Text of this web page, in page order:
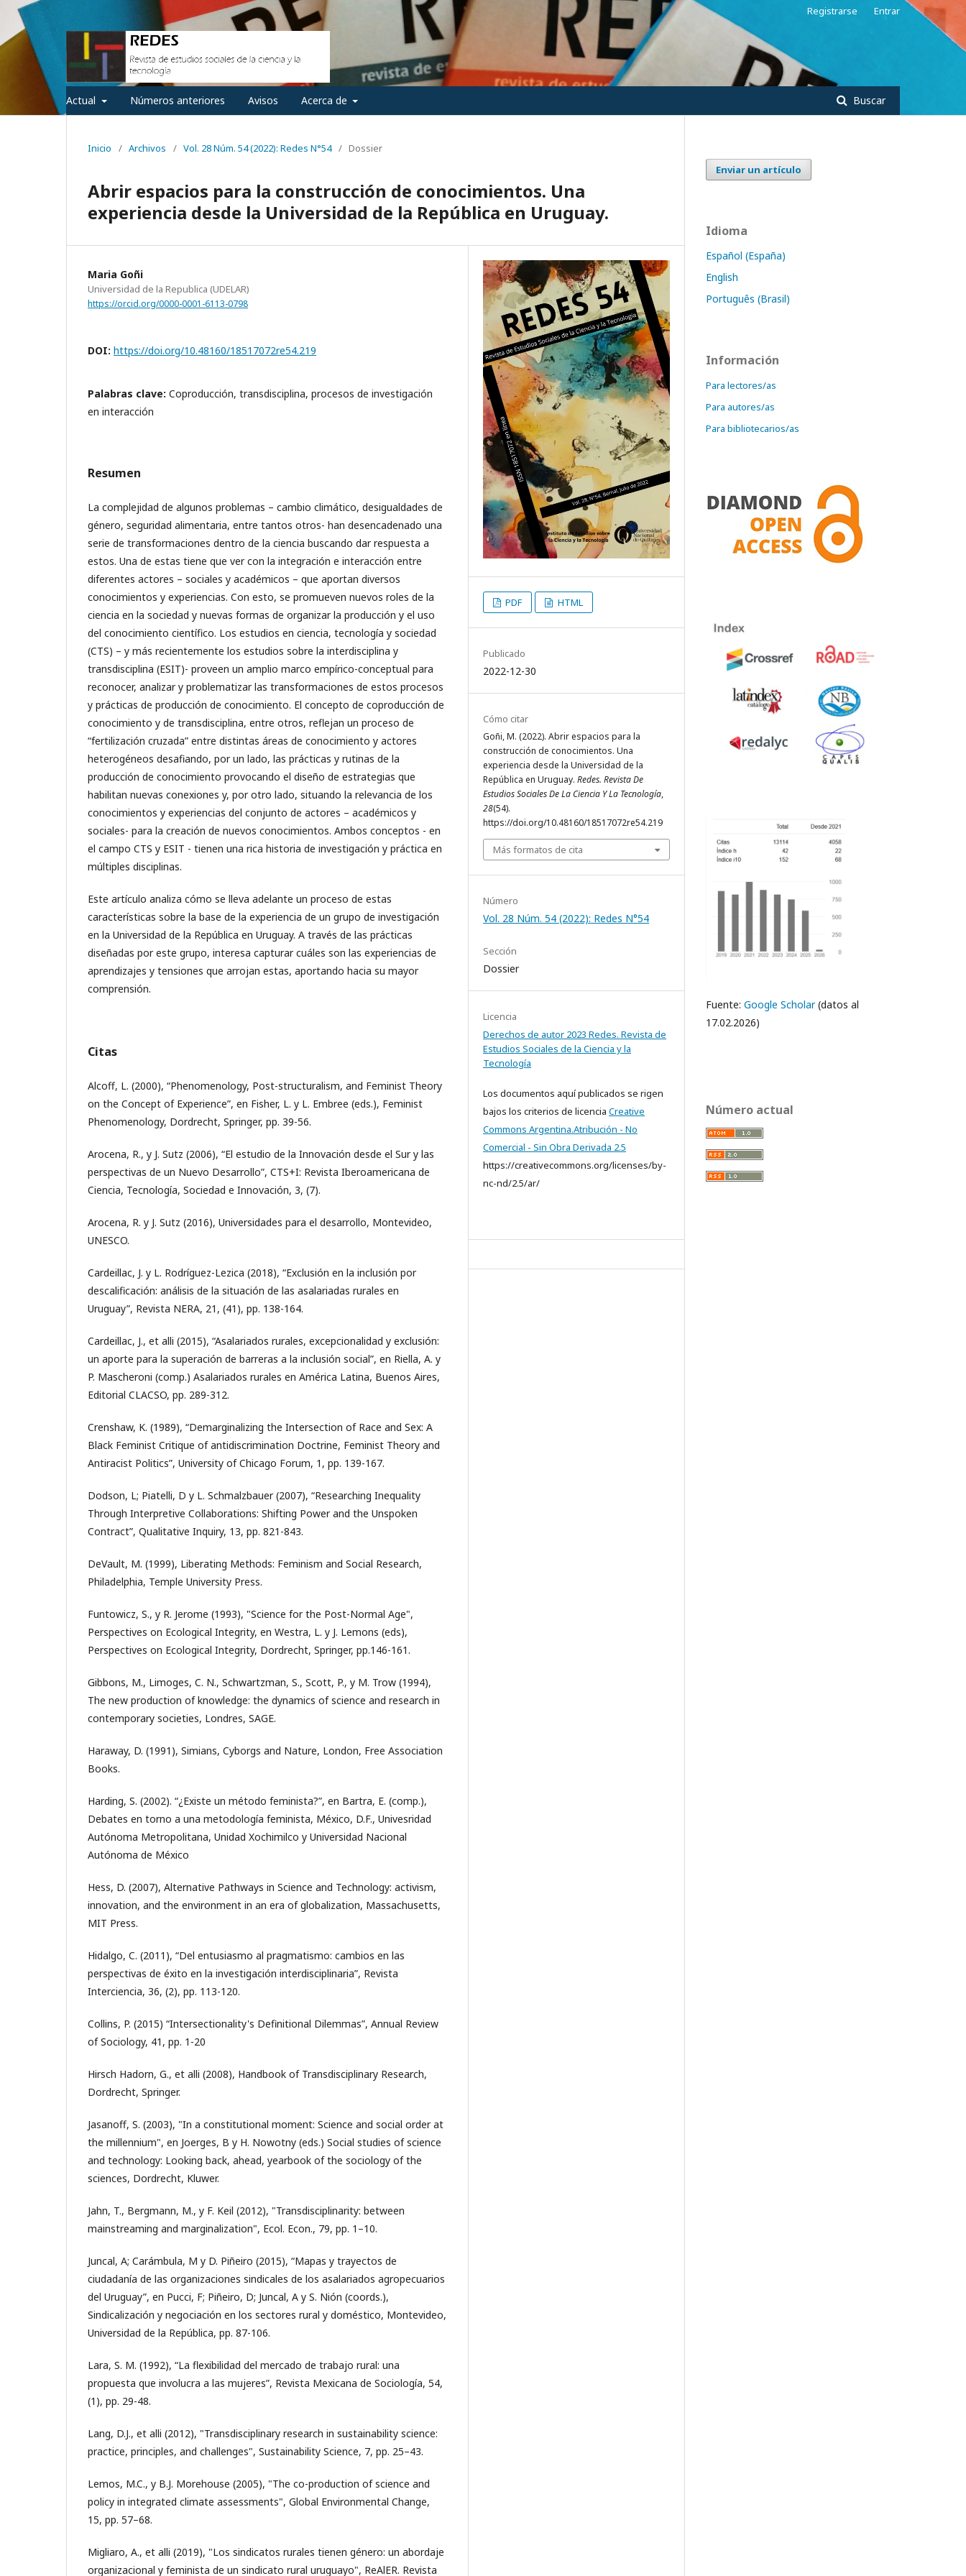
Actual Números anteriores Avisos Acerca de Buscar
Registrarse Entrar
Inicio / Archivos / Vol. 28 Núm. 54 (2022): Redes N°54 / Dossier
Abrir espacios para la construcción de conocimientos. Una
experiencia desde la Universidad de la República en Uruguay.
Maria Goñi
Universidad de la Republica (UDELAR)
https://orcid.org/0000-0001-6113-0798
DOI: https://doi.org/10.48160/18517072re54.219
Palabras clave: Coproducción, transdisciplina, procesos de investigación
en interacción
Resumen
La complejidad de algunos problemas – cambio climático, desigualdades de
género, seguridad alimentaria, entre tantos otros- han desencadenado una
serie de transformaciones dentro de la ciencia buscando dar respuesta a
estos. Una de estas tiene que ver con la integración e interacción entre
diferentes actores – sociales y académicos – que aportan diversos
conocimientos y experiencias. Con esto, se promueven nuevos roles de la
ciencia en la sociedad y nuevas formas de organizar la producción y el uso
del conocimiento científico. Los estudios en ciencia, tecnología y sociedad
(CTS) – y más recientemente los estudios sobre la interdisciplina y
transdisciplina (ESIT)- proveen un amplio marco empírico-conceptual para
reconocer, analizar y problematizar las transformaciones de estos procesos
y prácticas de producción de conocimiento. El concepto de coproducción de
conocimiento y de transdisciplina, entre otros, reflejan un proceso de
“fertilización cruzada” entre distintas áreas de conocimiento y actores
heterogéneos desafiando, por un lado, las prácticas y rutinas de la
producción de conocimiento provocando el diseño de estrategias que
habilitan nuevas conexiones y, por otro lado, situando la relevancia de los
conocimientos y experiencias del conjunto de actores – académicos y
sociales- para la creación de nuevos conocimientos. Ambos conceptos - en
el campo CTS y ESIT - tienen una rica historia de investigación y práctica en
múltiples disciplinas.
Este artículo analiza cómo se lleva adelante un proceso de estas
características sobre la base de la experiencia de un grupo de investigación
en la Universidad de la República en Uruguay. A través de las prácticas
diseñadas por este grupo, interesa capturar cuáles son las experiencias de
aprendizajes y tensiones que arrojan estas, aportando hacia su mayor
comprensión.
Citas
Alcoff, L. (2000), “Phenomenology, Post-structuralism, and Feminist Theory
on the Concept of Experience”, en Fisher, L. y L. Embree (eds.), Feminist
Phenomenology, Dordrecht, Springer, pp. 39-56.
Arocena, R., y J. Sutz (2006), “El estudio de la Innovación desde el Sur y las
perspectivas de un Nuevo Desarrollo”, CTS+I: Revista Iberoamericana de
Ciencia, Tecnología, Sociedad e Innovación, 3, (7).
Arocena, R. y J. Sutz (2016), Universidades para el desarrollo, Montevideo,
UNESCO.
Cardeillac, J. y L. Rodríguez-Lezica (2018), “Exclusión en la inclusión por
descalificación: análisis de la situación de las asalariadas rurales en
Uruguay”, Revista NERA, 21, (41), pp. 138-164.
Cardeillac, J., et alli (2015), “Asalariados rurales, excepcionalidad y exclusión:
un aporte para la superación de barreras a la inclusión social”, en Riella, A. y
P. Mascheroni (comp.) Asalariados rurales en América Latina, Buenos Aires,
Editorial CLACSO, pp. 289-312.
Crenshaw, K. (1989), “Demarginalizing the Intersection of Race and Sex: A
Black Feminist Critique of antidiscrimination Doctrine, Feminist Theory and
Antiracist Politics”, University of Chicago Forum, 1, pp. 139-167.
Dodson, L; Piatelli, D y L. Schmalzbauer (2007), “Researching Inequality
Through Interpretive Collaborations: Shifting Power and the Unspoken
Contract”, Qualitative Inquiry, 13, pp. 821-843.
DeVault, M. (1999), Liberating Methods: Feminism and Social Research,
Philadelphia, Temple University Press.
Funtowicz, S., y R. Jerome (1993), "Science for the Post-Normal Age",
Perspectives on Ecological Integrity, en Westra, L. y J. Lemons (eds),
Perspectives on Ecological Integrity, Dordrecht, Springer, pp.146-161.
Gibbons, M., Limoges, C. N., Schwartzman, S., Scott, P., y M. Trow (1994),
The new production of knowledge: the dynamics of science and research in
contemporary societies, Londres, SAGE.
Haraway, D. (1991), Simians, Cyborgs and Nature, London, Free Association
Books.
Harding, S. (2002). “¿Existe un método feminista?”, en Bartra, E. (comp.),
Debates en torno a una metodología feminista, México, D.F., Univesridad
Autónoma Metropolitana, Unidad Xochimilco y Universidad Nacional
Autónoma de México
Hess, D. (2007), Alternative Pathways in Science and Technology: activism,
innovation, and the environment in an era of globalization, Massachusetts,
MIT Press.
Hidalgo, C. (2011), “Del entusiasmo al pragmatismo: cambios en las
perspectivas de éxito en la investigación interdisciplinaria”, Revista
Interciencia, 36, (2), pp. 113-120.
Collins, P. (2015) “Intersectionality's Definitional Dilemmas”, Annual Review
of Sociology, 41, pp. 1-20
Hirsch Hadorn, G., et alli (2008), Handbook of Transdisciplinary Research,
Dordrecht, Springer.
Jasanoff, S. (2003), "In a constitutional moment: Science and social order at
the millennium", en Joerges, B y H. Nowotny (eds.) Social studies of science
and technology: Looking back, ahead, yearbook of the sociology of the
sciences, Dordrecht, Kluwer.
Jahn, T., Bergmann, M., y F. Keil (2012), "Transdisciplinarity: between
mainstreaming and marginalization", Ecol. Econ., 79, pp. 1–10.
Juncal, A; Carámbula, M y D. Piñeiro (2015), “Mapas y trayectos de
ciudadanía de las organizaciones sindicales de los asalariados agropecuarios
del Uruguay”, en Pucci, F; Piñeiro, D; Juncal, A y S. Nión (coords.),
Sindicalización y negociación en los sectores rural y doméstico, Montevideo,
Universidad de la República, pp. 87-106.
Lara, S. M. (1992), “La flexibilidad del mercado de trabajo rural: una
propuesta que involucra a las mujeres”, Revista Mexicana de Sociología, 54,
(1), pp. 29-48.
Lang, D.J., et alli (2012), "Transdisciplinary research in sustainability science:
practice, principles, and challenges", Sustainability Science, 7, pp. 25–43.
Lemos, M.C., y B.J. Morehouse (2005), "The co-production of science and
policy in integrated climate assessments", Global Environmental Change,
15, pp. 57–68.
Migliaro, A., et alli (2019), "Los sindicatos rurales tienen género: un abordaje
organizacional y feminista de un sindicato rural uruguayo", ReAlER. Revista
PDF HTML
Publicado
2022-12-30
Cómo citar
Goñi, M. (2022). Abrir espacios para la
construcción de conocimientos. Una
experiencia desde la Universidad de la
República en Uruguay. Redes. Revista De
Estudios Sociales De La Ciencia Y La Tecnología,
28(54).
https://doi.org/10.48160/18517072re54.219
Más formatos de cita
Número
Vol. 28 Núm. 54 (2022): Redes N°54
Sección
Dossier
Licencia
Derechos de autor 2023 Redes. Revista de
Estudios Sociales de la Ciencia y la
Tecnología
Los documentos aquí publicados se rigen
bajos los criterios de licencia Creative
Commons Argentina.Atribución - No
Comercial - Sin Obra Derivada 2.5
https://creativecommons.org/licenses/by-
nc-nd/2.5/ar/
Enviar un artículo
Idioma
Español (España)
English
Português (Brasil)
Información
Para lectores/as
Para autores/as
Para bibliotecarios/as
Fuente: Google Scholar(datos al
17.02.2026)
Número actual